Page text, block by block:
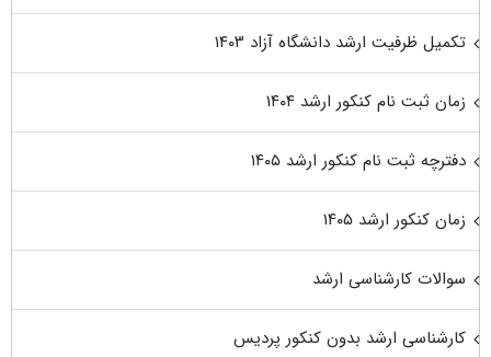
تکمیل ظرفیت ارشد دانشگاه آزاد ۱۴۰۳
زمان ثبت نام کنکور ارشد ۱۴۰۴
دفترچه ثبت نام کنکور ارشد ۱۴۰۵
زمان کنکور ارشد ۱۴۰۵
سوالات کارشناسی ارشد
کارشناسی ارشد بدون کنکور پردیس